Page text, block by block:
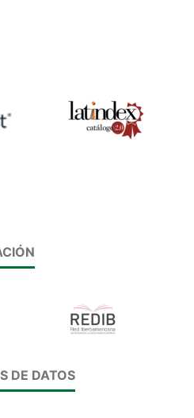
DE DATOS